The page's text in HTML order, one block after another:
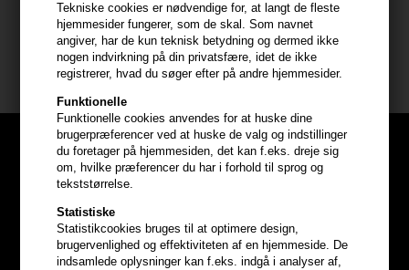
Tekniske cookies er nødvendige for, at langt de fleste
hjemmesider fungerer, som de skal. Som navnet
angiver, har de kun teknisk betydning og dermed ikke
nogen indvirkning på din privatsfære, idet de ikke
registrerer, hvad du søger efter på andre hjemmesider.
Funktionelle
Funktionelle cookies anvendes for at huske dine
brugerpræferencer ved at huske de valg og indstillinger
du foretager på hjemmesiden, det kan f.eks. dreje sig
om, hvilke præferencer du har i forhold til sprog og
tekststørrelse.
Statistiske
Statistikcookies bruges til at optimere design,
brugervenlighed og effektiviteten af en hjemmeside. De
indsamlede oplysninger kan f.eks. indgå i analyser af,
Størrelse: 100ml
Ærlig parfume